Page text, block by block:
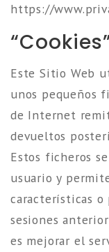
https://
Este Sitio Web
unos pequeños
de Internet
devueltos
Estos ficheros
usuario y
características o
sesiones
es mejorar el